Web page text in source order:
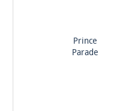
Prince
Parade